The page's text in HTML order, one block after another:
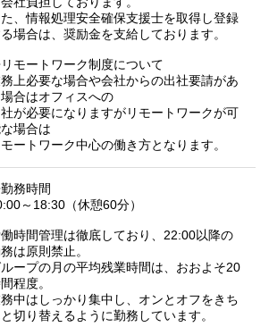
た、情報処理安全確保支援士を取得し登録
場合は、奨励金を支給しております。
モートワーク制度について
上必要な場合や会社からの出社要請があ
合はオフィスへの
が必要になりますがリモートワークが可
場合は
モートワーク中心の働き方となります。
務時間
～18:30（休憩60分）
時間管理は徹底しており、22:00以降の
は原則禁止。
ープの月の平均残業時間は、おおよそ20
程度。
中はしっかり集中し、オンとオフをきち
切り替えるように勤務しています。